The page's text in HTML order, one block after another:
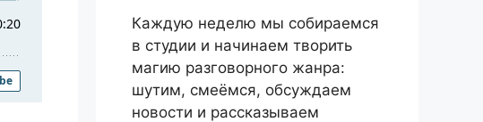
Каждую неделю мы собираемся
в студии и начинаем творить
магию разговорного жанра:
шутим, смеёмся, обсуждаем
новости и рассказываем